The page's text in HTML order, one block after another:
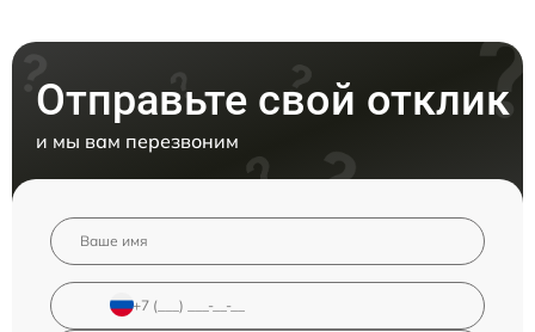
Отправьте свой отклик
и мы вам перезвоним